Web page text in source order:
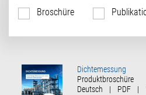
Broschüre
Dichtemessung
Produktbroschüre
Deutsch
| PDF |